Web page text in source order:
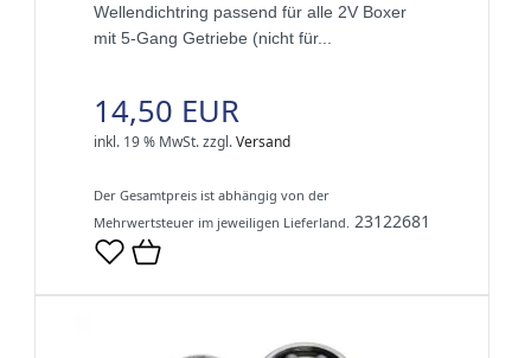
Wellendichtring passend für alle 2V Boxer
mit 5-Gang Getriebe (nicht für...
14,50 EUR
inkl. 19 % MwSt.zzgl.Versand
Der Gesamtpreis ist abhängig von der
Mehrwertsteuer im jeweiligen Lieferland. 23122681